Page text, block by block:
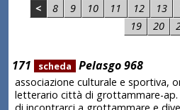
<
8 9 10 11 12 13
19
20
171 scheda Pelasgo 968
associazione culturale e sportiva,
letterario città di grottammare-ap.
di incontrarci a grottammare e